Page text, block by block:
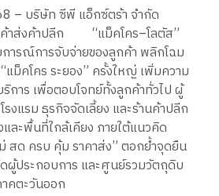
– บริษัท ซีพี แอ็กซ์ตร้า จำกัด
ค้าส่งค้าปลีก “แม็คโคร–โลตัส”
ารณ์การจับจ่ายของลูกค้า พลิกโฉม
ม็คโคร ระยอง” ครั้งใหญ่ เพิ่มความ
การ เพื่อตอบโจทย์ทั้งลูกค้าทั่วไป ผู้
รงแรม ธุรกิจจัดเลี้ยง และร้านค้าปลีก
ละพื้นที่ใกล้เคียง ภายใต้แนวคิด
สด ครบ คุ้ม ราคาส่ง” ตอกย้ำจุดยืน
ผู้ประกอบการ และศูนย์รวมวัตถุดิบ
คตะวันออก